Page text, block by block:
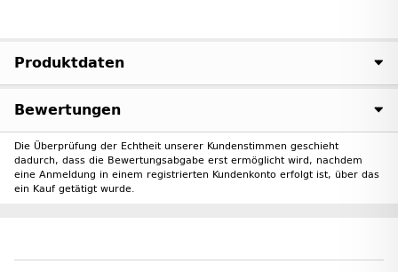
Produktdaten
Bewertungen
Die Überprüfung der Echtheit unserer Kundenstimmen geschieht
dadurch, dass die Bewertungsabgabe erst ermöglicht wird, nachdem
eine Anmeldung in einem registrierten Kundenkonto erfolgt ist, über das
ein Kauf getätigt wurde.